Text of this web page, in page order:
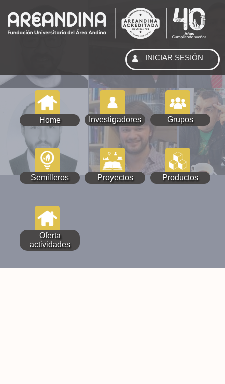
Home Investigadores Grupos
Semilleros Proyectos Productos
Oferta
actividades
INICIAR SESIÓN